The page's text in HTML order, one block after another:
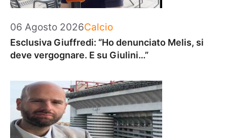
06 Agosto 2026Categorie
Calcio
Esclusiva Giuffredi: “Ho denunciato Melis, si
deve vergognare. E su Giulini…”